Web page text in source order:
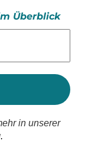
Überblick
in unserer